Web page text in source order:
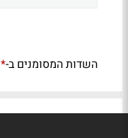
השדות המסומנים ב-*